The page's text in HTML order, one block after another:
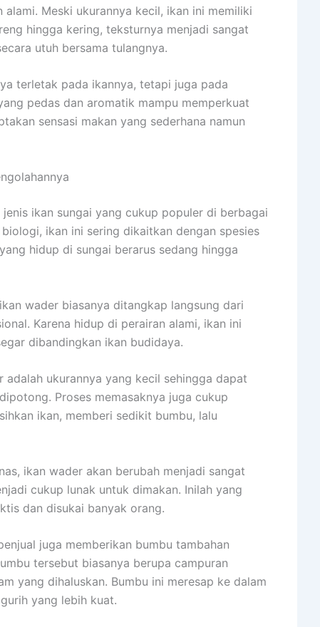
Meski ukurannya kecil, ikan ini memiliki
hingga kering, teksturnya menjadi sangat
utuh bersama tulangnya.
terletak pada ikannya, tetapi juga pada
pedas dan aromatik mampu memperkuat
sensasi makan yang sederhana namun
ikan sungai yang cukup populer di berbagai
ikan ini sering dikaitkan dengan spesies
hidup di sungai berarus sedang hingga
wader biasanya ditangkap langsung dari
Karena hidup di perairan alami, ikan ini
dibandingkan ikan budidaya.
adalah ukurannya yang kecil sehingga dapat
Proses memasaknya juga cukup
ikan, memberi sedikit bumbu, lalu
ikan wader akan berubah menjadi sangat
cukup lunak untuk dimakan. Inilah yang
dan disukai banyak orang.
juga memberikan bumbu tambahan
tersebut biasanya berupa campuran
yang dihaluskan. Bumbu ini meresap ke dalam
yang lebih kuat.